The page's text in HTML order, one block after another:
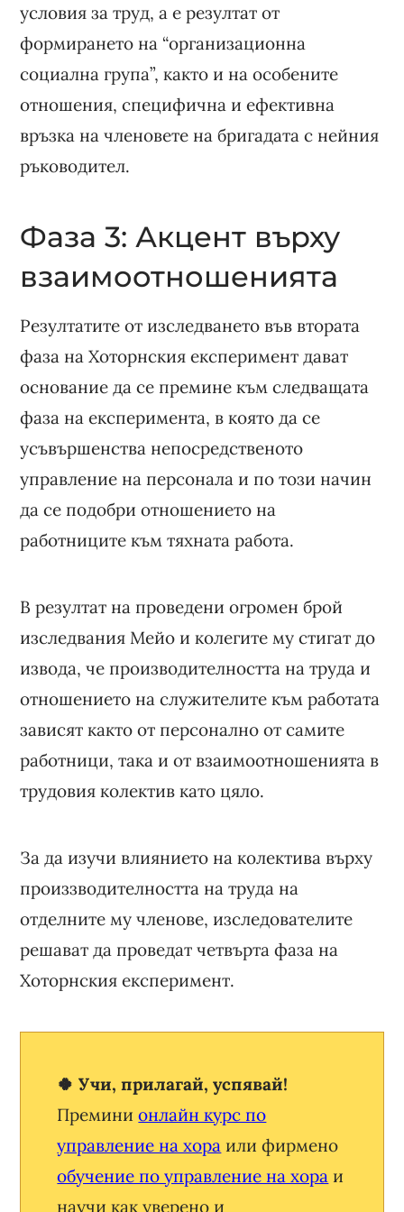
условия за труд, а е резултат от
формирането на “организационна
социална група”, както и на особените
отношения, специфична и ефективна
връзка на членовете на бригадата с нейния
ръководител.
Фаза 3: Акцент върху
взаимоотношенията
Резултатите от изследването във втората
фаза на Хоторнския експеримент дават
основание да се премине към следващата
фаза на експеримента, в която да се
усъвършенства непосредственото
управление на персонала и по този начин
да се подобри отношението на
работниците към тяхната работа.
В резултат на проведени огромен брой
изследвания Мейо и колегите му стигат до
извода, че производителността на труда и
отношението на служителите към работата
зависят както от персонално от самите
работници, така и от взаимоотношенията в
трудовия колектив като цяло.
За да изучи влиянието на колектива върху
произзводителността на труда на
отделните му членове, изследователите
решават да проведат четвърта фаза на
Хоторнския експеримент.
🍀 Учи, прилагай, успявай!
Преминионлайн курс по
управление на хора или фирмено
обучение по управление на хора и
научи как уверено и